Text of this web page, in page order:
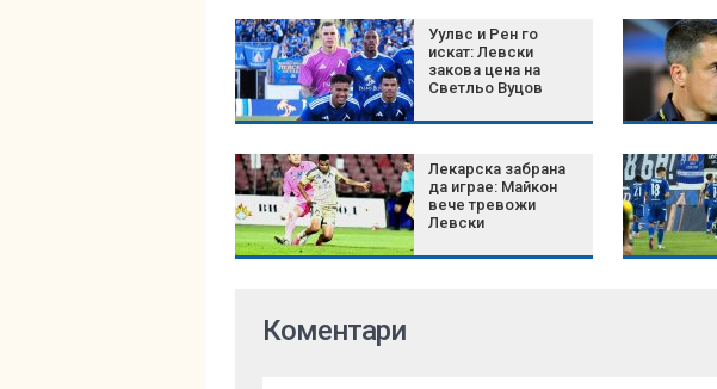
Уулвс и Рен го
искат: Левски
закова цена на
Светльо Вуцов
Лекарска забрана
да играе: Майкон
вече тревожи
Левски
Коментари